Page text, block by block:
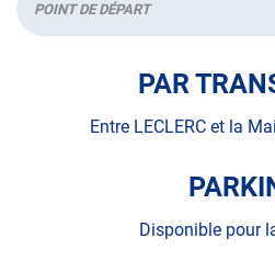
partir en voyage.
Départ
PAR
Entre LECLERC et la
Disponible pour